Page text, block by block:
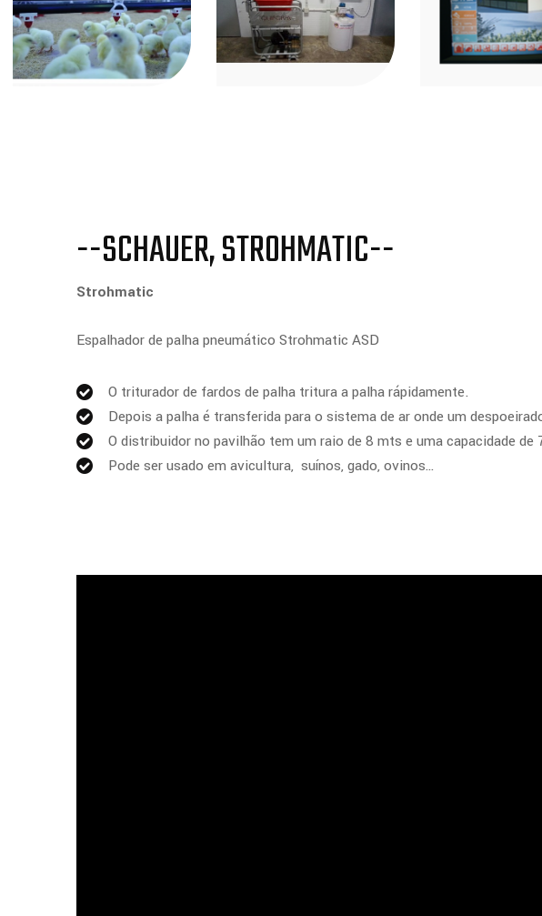
--SCHAUER, STROHMATIC--
Strohmatic
Espalhador de palha pneumático Strohmatic ASD
O triturador de fardos de palha tritura a palha rápidamente.
Depois a palha é transferida para o sistema de ar onde um
O distribuidor no pavilhão tem um raio de 8 mts e uma capacidade de
Pode ser usado em avicultura, suínos, gado, ovinos…